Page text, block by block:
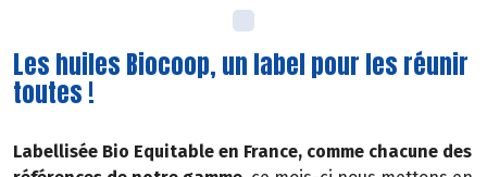
Les huiles Biocoop, un label pour les réunir
toutes !
Labellisée Bio Equitable en France, comme chacune des